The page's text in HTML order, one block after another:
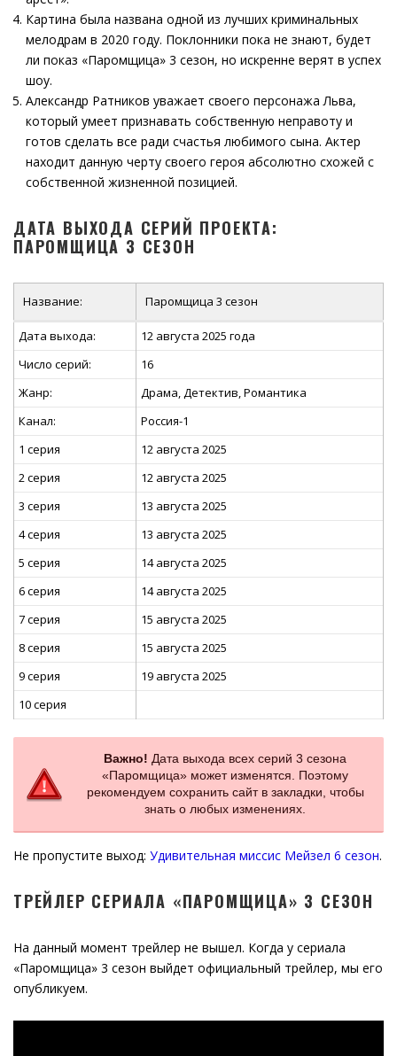
Картина была названа одной из лучших криминальных
мелодрам в 2020 году. Поклонники пока не знают, будет
ли показ «Паромщица» 3 сезон, но искренне верят в успех
шоу.
Александр Ратников уважает своего персонажа Льва,
который умеет признавать собственную неправоту и
готов сделать все ради счастья любимого сына. Актер
находит данную черту своего героя абсолютно схожей с
собственной жизненной позицией.
ДАТА ВЫХОДА СЕРИЙ ПРОЕКТА:
ПАРОМЩИЦА 3 СЕЗОН
Название: Паромщица 3 сезон
Дата выхода:
12 августа 2025 года
Число серий:
16
Жанр:
Драма, Детектив, Романтика
Канал:
Россия-1
1 серия
12 августа 2025
2 серия
12 августа 2025
3 серия
13 августа 2025
4 серия
13 августа 2025
5 серия
14 августа 2025
6 серия
14 августа 2025
7 серия
15 августа 2025
8 серия
15 августа 2025
9 серия
19 августа 2025
10 серия
Важно! Дата выхода всех серий 3 сезона
«Паромщица» может изменятся. Поэтому
рекомендуем сохранить сайт в закладки, чтобы
знать о любых изменениях.
Не пропустите выход: Удивительная миссис Мейзел 6 сезон.
ТРЕЙЛЕР СЕРИАЛА «ПАРОМЩИЦА» 3 СЕЗОН
На данный момент трейлер не вышел. Когда у сериала
«Паромщица» 3 сезон выйдет официальный трейлер, мы его
опубликуем.